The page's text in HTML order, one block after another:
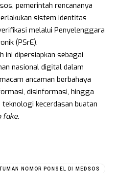
pemerintah rencananya
sistem identitas
melalui Penyelenggara
(PSrE).
ini dipersiapkan sebagai
nasional digital dalam
ancaman berbahaya
disinformasi, hingga
teknologi kecerdasan buatan
fake.
NOMOR PONSEL DI MEDSOS